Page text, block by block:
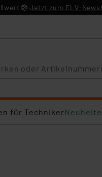
Jetzt zum ELV-
für Techniker